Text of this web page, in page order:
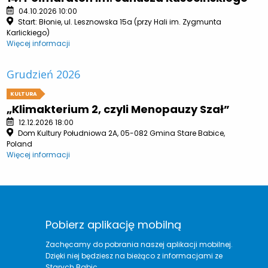
04.10.2026 10:00
Start: Błonie, ul. Lesznowska 15a (przy Hali im. Zygmunta
Karlickiego)
Więcej informacji
Grudzień 2026
KULTURA
„Klimakterium 2, czyli Menopauzy Szał”
12.12.2026 18:00
Dom Kultury Południowa 2A, 05-082 Gmina Stare Babice,
Poland
Więcej informacji
Pobierz aplikację mobilną
Zachęcamy do pobrania naszej aplikacji mobilnej.
Dzięki niej będziesz na bieżąco z informacjami ze